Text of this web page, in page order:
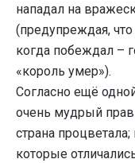
нападал на
(предупреждая,
когда побеждал –
«король умер»).
Согласно ещё
очень мудрый
страна
которые